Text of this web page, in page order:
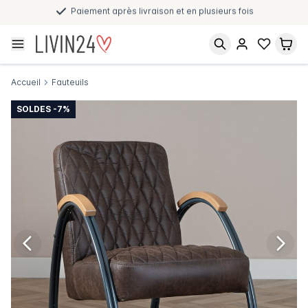
Paiement après livraison et en plusieurs fois
Accueil Fauteuils
SOLDES -7%